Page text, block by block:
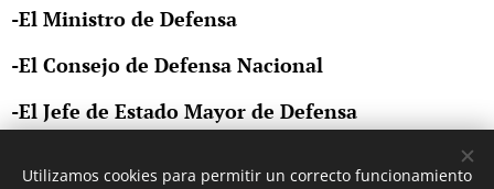
-El Ministro de Defensa
-El Consejo de Defensa Nacional
-El Jefe de Estado Mayor de Defensa
Utilizamos cookies para permitir un correcto funcionamiento